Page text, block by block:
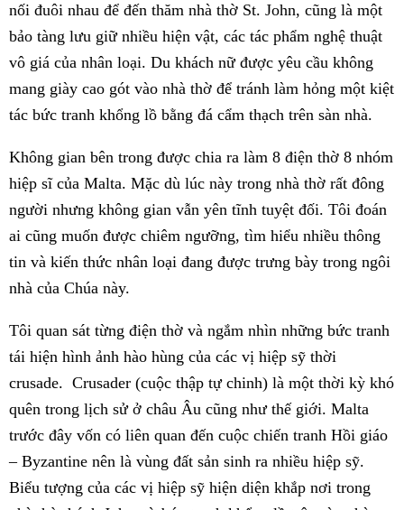
nối đuôi nhau để đến thăm nhà thờ St. John, cũng là một
bảo tàng lưu giữ nhiều hiện vật, các tác phẩm nghệ thuật
vô giá của nhân loại. Du khách nữ được yêu cầu không
mang giày cao gót vào nhà thờ để tránh làm hỏng một kiệt
tác bức tranh khổng lồ bằng đá cẩm thạch trên sàn nhà.
Không gian bên trong được chia ra làm 8 điện thờ 8 nhóm
hiệp sĩ của Malta. Mặc dù lúc này trong nhà thờ rất đông
người nhưng không gian vẫn yên tĩnh tuyệt đối. Tôi đoán
ai cũng muốn được chiêm ngưỡng, tìm hiểu nhiều thông
tin và kiến thức nhân loại đang được trưng bày trong ngôi
nhà của Chúa này.
Tôi quan sát từng điện thờ và ngắm nhìn những bức tranh
tái hiện hình ảnh hào hùng của các vị hiệp sỹ thời
crusade. Crusader (cuộc thập tự chinh) là một thời kỳ khó
quên trong lịch sử ở châu Âu cũng như thế giới. Malta
trước đây vốn có liên quan đến cuộc chiến tranh Hồi giáo
– Byzantine nên là vùng đất sản sinh ra nhiều hiệp sỹ.
Biểu tượng của các vị hiệp sỹ hiện diện khắp nơi trong